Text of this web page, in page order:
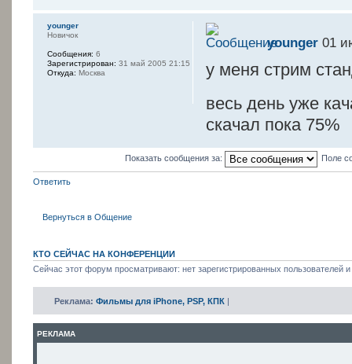
younger 01
у меня стрим
весь день уже
скачал пока 75%
younger
Новичок
Сообщения: 6
Зарегистрирован: 31 май 2005 21:15
Откуда: Москва
Показать сообщения за: Поле
Ответить
Вернуться в Общение
КТО СЕЙЧАС НА КОНФЕРЕНЦИИ
Сейчас этот форум просматривают: нет зарегистрированных пользователей и
Реклама: Фильмы для iPhone, PSP, КПК
РЕКЛАМА